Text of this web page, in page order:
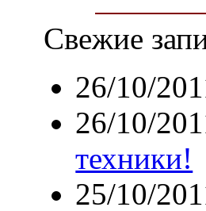
Свежие
26/10/
26/10/
техники!
25/10/